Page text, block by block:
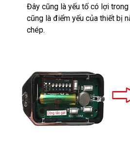
Đây cũng là yếu tố có lợi
cũng là điểm yếu của thiết bị
chép.